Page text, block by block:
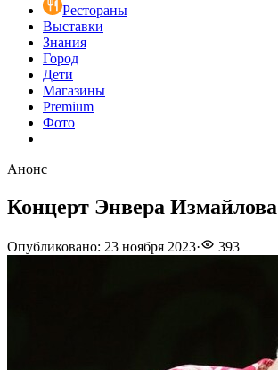
Рестораны
Выставки
Знания
Город
Дети
Магазины
Premium
Фото
Анонс
Концерт Энвера Измайлова
Опубликовано: 23 ноября 2023· 393